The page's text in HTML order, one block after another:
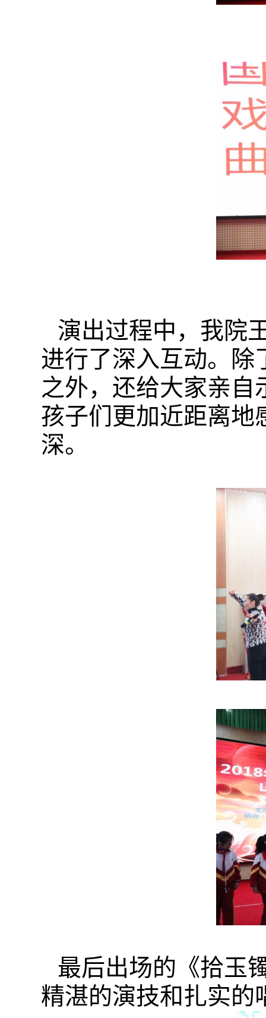
演出过程中，我院
进行了深入互动。除
之外，还给大家亲自
孩子们更加近距离地
深。
最后出场的《拾玉
精湛的演技和扎实的